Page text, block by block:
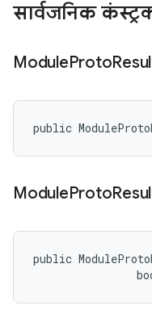
सार्वजनिक
ModuleProto
public
ModuleProto
public